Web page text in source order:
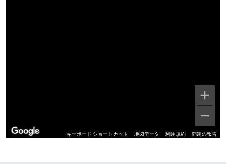
キーボード ショートカット 地図データ 利用規約 問題の報告